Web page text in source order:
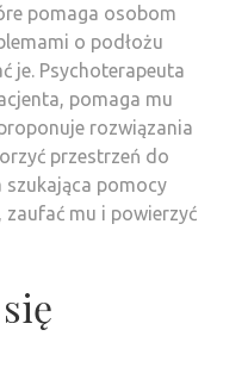
pomaga osobom
o podłożu
je. Psychoterapeuta
pomaga mu
rozwiązania
przestrzeń do
pomocy
zaufać mu i powierzyć